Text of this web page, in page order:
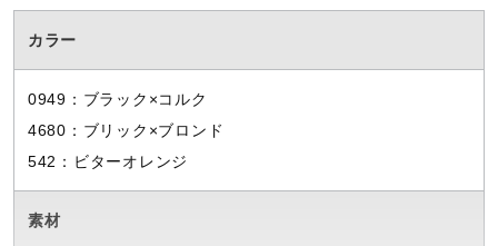
カラー
0949：ブラック×コルク
4680：ブリック×ブロンド
542：ビターオレンジ
素材